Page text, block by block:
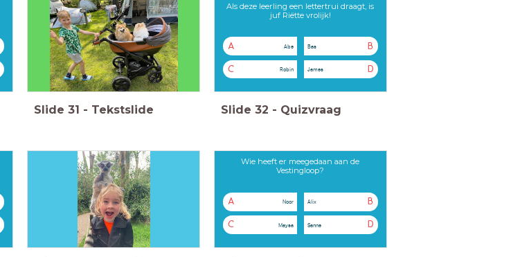
Slide 31 - Tekstslide
Als deze leerling een lettertrui draagt, is
juf Riëtte vrolijk!
A Abe B
Bas
C Robin D
James
Slide 32 - Quizvraag
Wie heeft er meegedaan aan de
Vestingloop?
A Noor B
Alix
C Maysa D
Sanne